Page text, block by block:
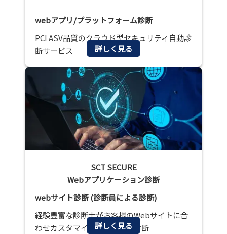
webアプリ/プラットフォーム診断
PCI ASV品質のクラウド型セキュリティ自動診
断サービス
詳しく見る
SCT SECURE
Webアプリケーション診断
webサイト診断 (診断員による診断)
経験豊富な診断士がお客様のWebサイトに合
わせカスタマイズした脆弱性診断
詳しく見る